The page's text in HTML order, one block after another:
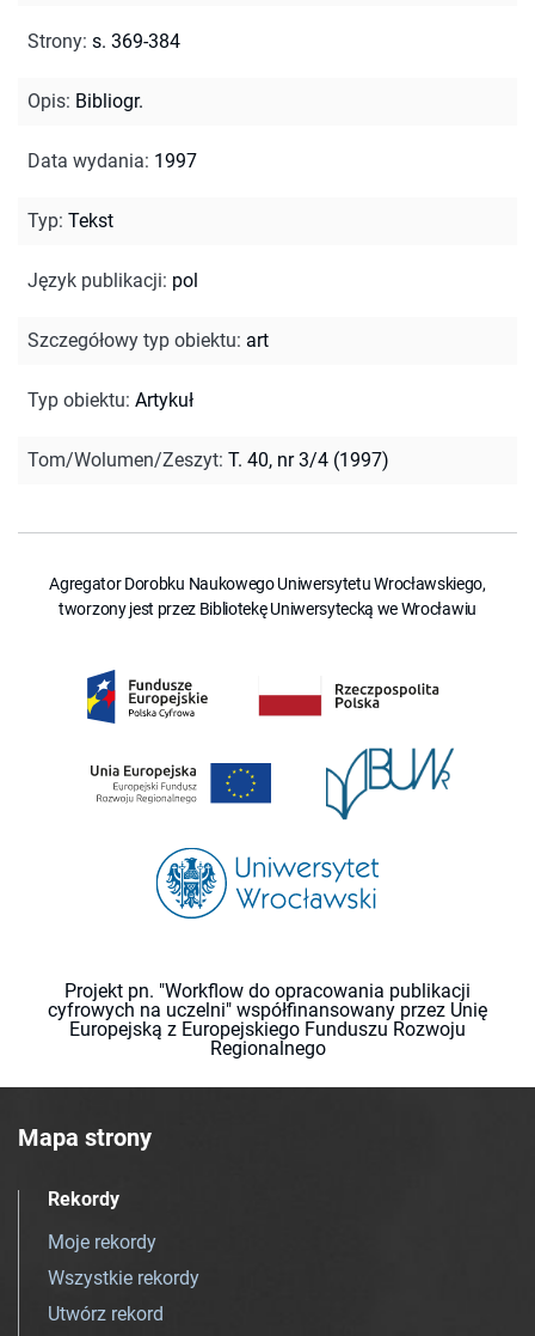
Strony: s. 369-384
Opis: Bibliogr.
Data wydania: 1997
Typ: Tekst
Język publikacji: pol
Szczegółowy typ obiektu: art
Typ obiektu: Artykuł
Tom/Wolumen/Zeszyt: T. 40, nr 3/4 (1997)
Agregator Dorobku Naukowego Uniwersytetu Wrocławskiego,
tworzony jest przez Bibliotekę Uniwersytecką we Wrocławiu
Projekt pn. "Workflow do opracowania publikacji
cyfrowych na uczelni" współfinansowany przez Unię
Europejską z Europejskiego Funduszu Rozwoju
Regionalnego
Mapa strony
Rekordy
Moje rekordy
Wszystkie rekordy
Utwórz rekord